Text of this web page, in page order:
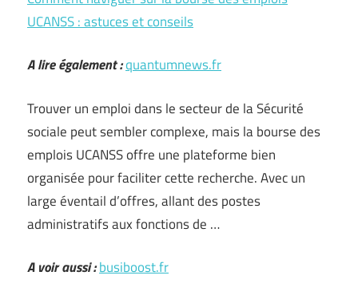
UCANSS : astuces et conseils
A lire également :quantumnews.fr
Trouver un emploi dans le secteur de la Sécurité
sociale peut sembler complexe, mais la bourse des
emplois UCANSS offre une plateforme bien
organisée pour faciliter cette recherche. Avec un
large éventail d’offres, allant des postes
administratifs aux fonctions de …
A voir aussi :busiboost.fr